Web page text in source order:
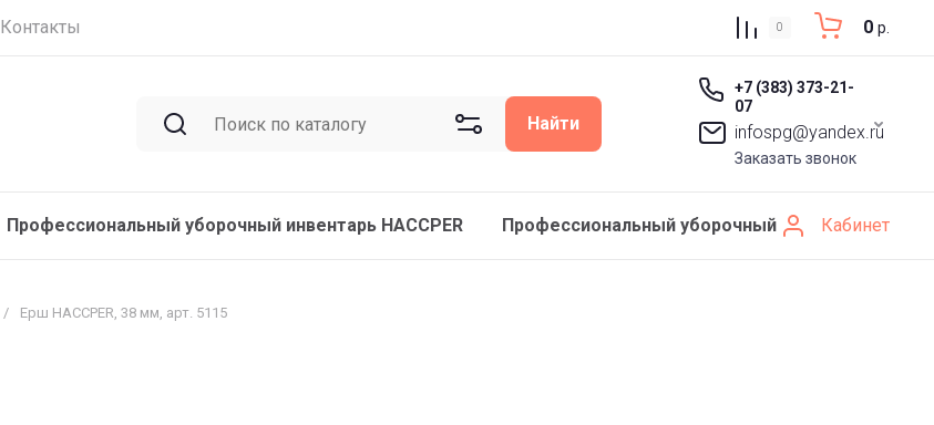
Контакты 0 0 р.
Найти
+7 (383) 373-21-
07
infospg@yandex.ru
Заказать звонок
Профессиональный уборочный инвентарь HACCPER Профессиональный уборочный инвентарь
Кабинет
/ Ерш HACCPER, 38 мм, арт. 5115